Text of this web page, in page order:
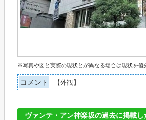
※写真や図と実際の現状とが異なる場合は現状を優
コメント 【外観】
ヴァンテ・アン神楽坂の過去に掲載し